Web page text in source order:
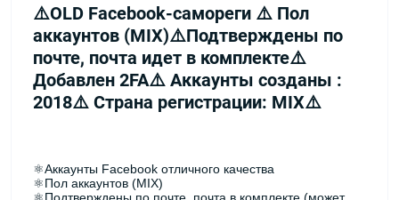
⚠️OLD Facebook-самореги ⚠️ Пол
аккаунтов (MIX)⚠️Подтверждены по
почте, почта идет в комплекте⚠️
Добавлен 2FA⚠️ Аккаунты созданы :
2018⚠️ Страна регистрации: MIX⚠️
⚛️Аккаунты Facebook отличного качества
⚛️Пол аккаунтов (MIX)